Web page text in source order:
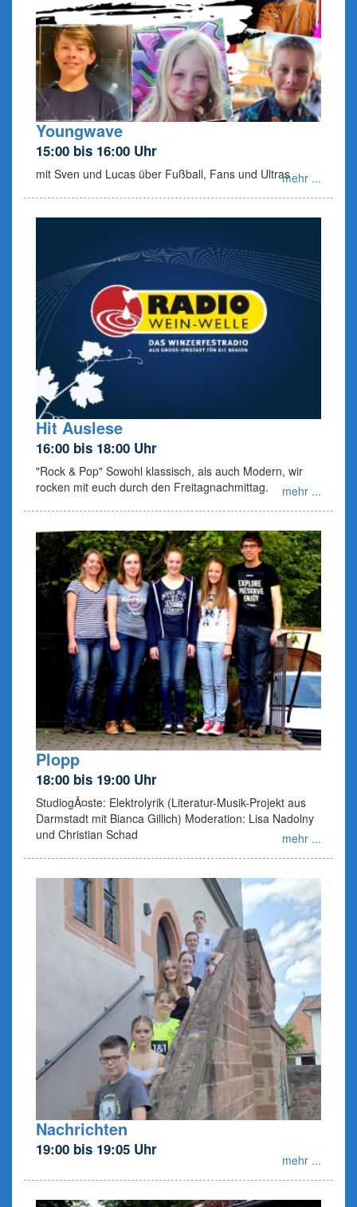
Youngwave
15:00 bis 16:00 Uhr
mit Sven und Lucas über Fußball, Fans und Ultrasmehr ...
Hit Auslese
16:00 bis 18:00 Uhr
"Rock & Pop" Sowohl klassisch, als auch Modern, wir
rocken mit euch durch den Freitagnachmittag.
mehr ...
Plopp
18:00 bis 19:00 Uhr
StudiogÃ¤ste: Elektrolyrik (Literatur-Musik-Projekt aus
Darmstadt mit Bianca Gillich) Moderation: Lisa Nadolny
und Christian Schad
mehr ...
Nachrichten
19:00 bis 19:05 Uhr
mehr ...